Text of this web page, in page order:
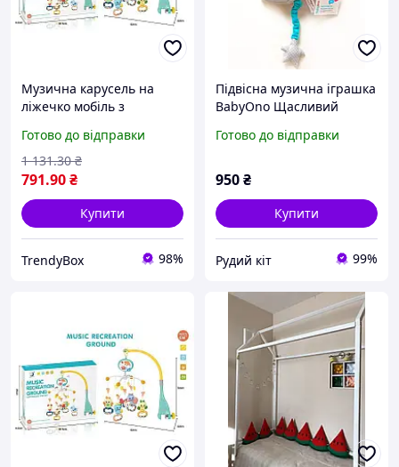
Музична карусель на
ліжечко мобіль з
з брязкальцями дитячий
підвісний мобіль іграшка
box2
Готово до відправки
791.90₴
1 131.30 ₴
Купити
TrendyBox 98%
Підвісна музична іграшка
BabyOno Щасливий
Готово до відправки
950₴
Купити
Рудий кіт 99%